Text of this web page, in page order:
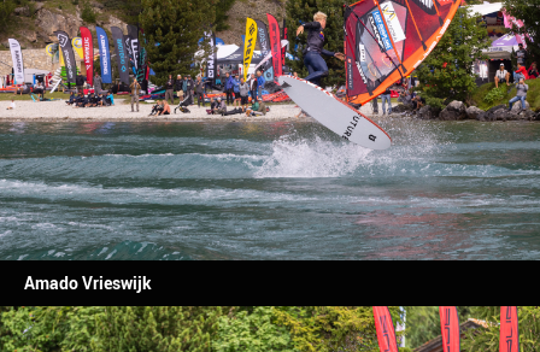
Amado Vrieswijk